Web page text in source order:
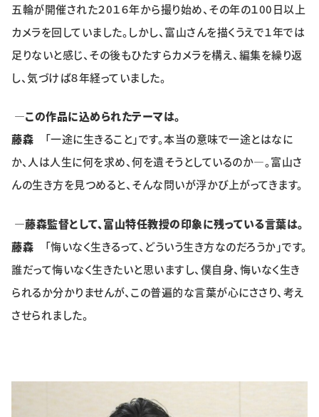
五輪が開催された２0１６年から撮り始め、その年の１00日以上
カメラを回していました。しかし、富山さんを描くうえで１年では
足りないと感じ、その後もひたすらカメラを構え、編集を繰り返
し、気づけば８年経っていました。
―この作品に込められたテーマは。
藤森 「一途に生きること」です。本当の意味で一途とはなに
か、人は人生に何を求め、何を遺そうとしているのか―。富山さ
んの生き方を見つめると、そんな問いが浮かび上がってきます。
―藤森監督として、富山特任教授の印象に残っている言葉は。
藤森 「悔いなく生きるって、どういう生き方なのだろうか」です。
誰だって悔いなく生きたいと思いますし、僕自身、悔いなく生き
られるか分かりませんが、この普遍的な言葉が心にささり、考え
させられました。